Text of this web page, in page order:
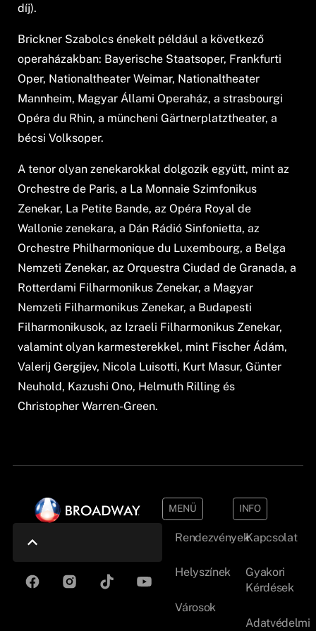
díj).
Brickner Szabolcs énekelt például a következő
operaházakban: Bayerische Staatsoper, Frankfurti
Oper, Nationaltheater Weimar, Nationaltheater
Mannheim, Magyar Állami Operaház, a strasbourgi
Opéra du Rhin, a müncheni Gärtnerplatztheater, a
bécsi Volksoper.
A tenor olyan zenekarokkal dolgozik együtt, mint az
Orchestre de Paris, a La Monnaie Szimfonikus
Zenekar, La Petite Bande, az Opéra Royal de
Wallonie zenekara, a Dán Rádió Sinfonietta, az
Orchestre Philharmonique du Luxembourg, a Belga
Nemzeti Zenekar, az Orquestra Ciudad de Granada, a
Rotterdami Filharmonikus Zenekar, a Magyar
Nemzeti Filharmonikus Zenekar, a Budapesti
Filharmonikusok, az Izraeli Filharmonikus Zenekar,
valamint olyan karmesterekkel, mint Fischer Ádám,
Valerij Gergijev, Nicola Luisotti, Kurt Masur, Günter
Neuhold, Kazushi Ono, Helmuth Rilling és
Christopher Warren-Green.
MENÜ
Rendezvények
Helyszínek
Városok
INFO
Kapcsolat
Gyakori
Kérdések
Adatvédelmi